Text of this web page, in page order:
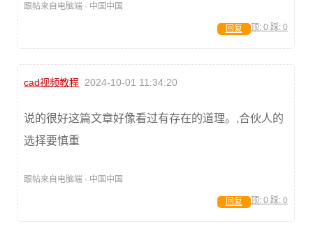
跟帖来自电脑端 · 中国中国
顶: 0 踩: 0
回复
cad视频教程 2024-10-01 11:34:20
说的很好这篇文章好像看过有存在的道理。,合伙人的
选择要慎重
跟帖来自电脑端 · 中国中国
顶: 0 踩: 0
回复